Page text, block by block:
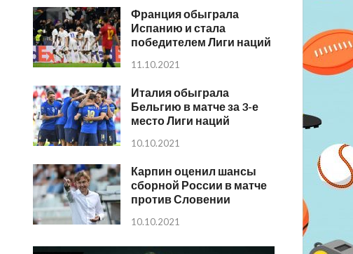
Франция обыграла
Испанию и стала
победителем Лиги наций
11.10.2021
Италия обыграла
Бельгию в матче за 3-е
место Лиги наций
10.10.2021
Карпин оценил шансы
сборной России в матче
против Словении
10.10.2021